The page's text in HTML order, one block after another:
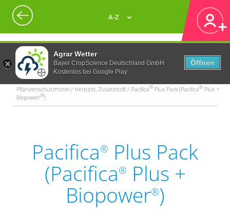
Agrar Wetter
Bayer CropScience Deutschland GmbH
Kostenlos bei Google Play
Öffnen
A-Z
Pflanzenschutzmittel / Herbizid, Zusatzstoff / Pacifica® Plus Pack (Pacifica® Plus +
Biopower®)
Pacifica® Plus Pack
(Pacifica® Plus +
Biopower®)